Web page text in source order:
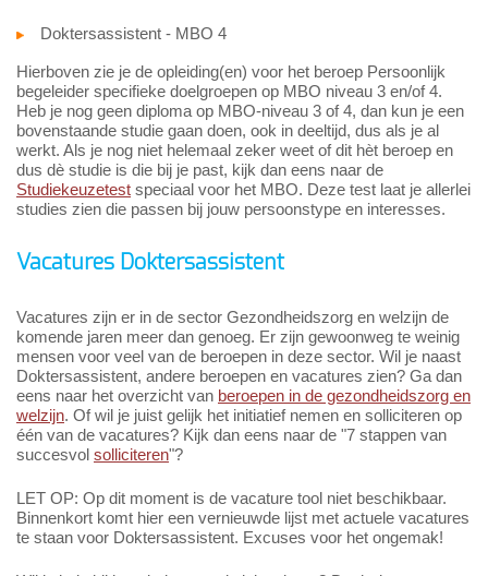
Doktersassistent - MBO 4
Hierboven zie je de opleiding(en) voor het beroep Persoonlijk
begeleider specifieke doelgroepen op MBO niveau 3 en/of 4.
Heb je nog geen diploma op MBO-niveau 3 of 4, dan kun je een
bovenstaande studie gaan doen, ook in deeltijd, dus als je al
werkt. Als je nog niet helemaal zeker weet of dit hèt beroep en
dus dè studie is die bij je past, kijk dan eens naar de
Studiekeuzetest speciaal voor het MBO. Deze test laat je allerlei
studies zien die passen bij jouw persoonstype en interesses.
Vacatures Doktersassistent
Vacatures zijn er in de sector Gezondheidszorg en welzijn de
komende jaren meer dan genoeg. Er zijn gewoonweg te weinig
mensen voor veel van de beroepen in deze sector. Wil je naast
Doktersassistent, andere beroepen en vacatures zien? Ga dan
eens naar het overzicht van beroepen in de gezondheidszorg en
welzijn. Of wil je juist gelijk het initiatief nemen en solliciteren op
één van de vacatures? Kijk dan eens naar de "7 stappen van
succesvol solliciteren"?
LET OP: Op dit moment is de vacature tool niet beschikbaar.
Binnenkort komt hier een vernieuwde lijst met actuele vacatures
te staan voor Doktersassistent. Excuses voor het ongemak!